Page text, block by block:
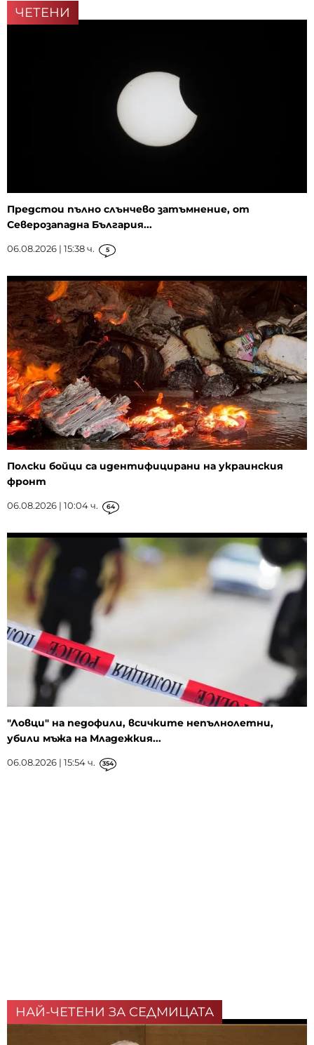
ЧЕТЕНИ
Предстои пълно слънчево затъмнение, от
Северозападна България...
06.08.2026 | 15:38 ч. 5
Полски бойци са идентифицирани на украинския
фронт
06.08.2026 | 10:04 ч. 64
"Ловци" на педофили, всичките непълнолетни,
убили мъжа на Младежкия...
06.08.2026 | 15:54 ч. 354
НАЙ-ЧЕТЕНИ ЗА СЕДМИЦАТА